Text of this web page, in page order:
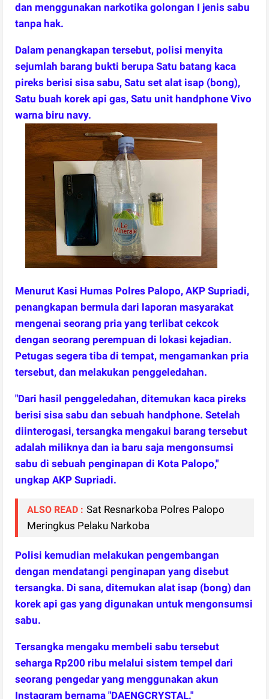
dan menggunakan narkotika golongan I jenis sabu
tanpa hak.
Dalam penangkapan tersebut, polisi menyita
sejumlah barang bukti berupa Satu batang kaca
pireks berisi sisa sabu, Satu set alat isap (bong),
Satu buah korek api gas, Satu unit handphone Vivo
warna biru navy.
Menurut Kasi Humas Polres Palopo, AKP Supriadi,
penangkapan bermula dari laporan masyarakat
mengenai seorang pria yang terlibat cekcok
dengan seorang perempuan di lokasi kejadian.
Petugas segera tiba di tempat, mengamankan pria
tersebut, dan melakukan penggeledahan.
"Dari hasil penggeledahan, ditemukan kaca pireks
berisi sisa sabu dan sebuah handphone. Setelah
diinterogasi, tersangka mengakui barang tersebut
adalah miliknya dan ia baru saja mengonsumsi
sabu di sebuah penginapan di Kota Palopo,"
ungkap AKP Supriadi.
ALSO READ : Sat Resnarkoba Polres Palopo
Meringkus Pelaku Narkoba
Polisi kemudian melakukan pengembangan
dengan mendatangi penginapan yang disebut
tersangka. Di sana, ditemukan alat isap (bong) dan
korek api gas yang digunakan untuk mengonsumsi
sabu.
Tersangka mengaku membeli sabu tersebut
seharga Rp200 ribu melalui sistem tempel dari
seorang pengedar yang menggunakan akun
Instagram bernama "DAENGCRYSTAL."